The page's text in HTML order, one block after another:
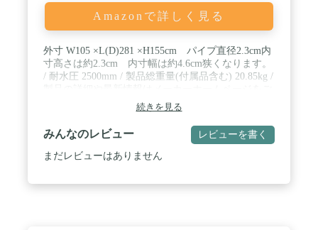
Amazonで詳しく見る
外寸 W105 ×L(D)281 ×H155cm パイプ直径2.3cm内
寸高さは約2.3cm 内寸幅は約4.6cm狭くなります。
/ 耐水圧 2500mm / 製品総重量(付属品含む) 20.85kg /
確認下さい。製品改良などを目的として予告なしに
仕様を変更する場合があります。 製品の詳細や最新
情報はメーカーホームページをご確認下さい。製品
改良などを目的として予告なしに仕様を変更する場
合があります。 / 製品につきましては細心の品質管
続きを見る
みんなのレビュー レビューを書く
まだレビューはありません